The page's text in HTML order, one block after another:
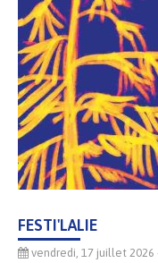
FESTI'LALIE
vendredi, 17 juillet 2026